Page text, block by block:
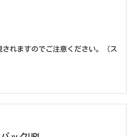
れますのでご注意ください。（ス